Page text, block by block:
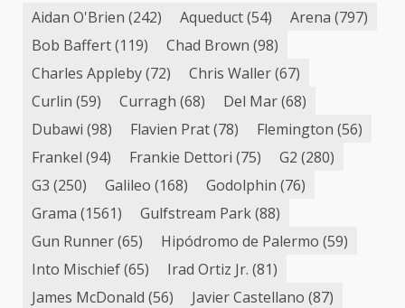
Aidan O'Brien (242) Aqueduct(54) Arena (797)
Bob Baffert(119) Chad Brown (98)
Charles Appleby(72) Chris Waller(67)
Curlin (59) Curragh (68) Del Mar(68)
Dubawi (98) Flavien Prat(78) Flemington (56)
Frankel (94) Frankie Dettori (75) G2 (280)
G3 (250) Galileo (168) Godolphin (76)
Grama (1561) Gulfstream Park(88)
Gun Runner(65) Hipódromo de Palermo (59)
Into Mischief(65) Irad Ortiz Jr. (81)
James McDonald (56) Javier Castellano (87)